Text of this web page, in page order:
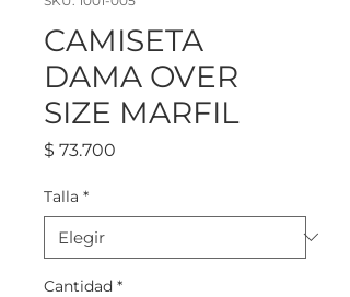
CAMISETA
DAMA OVER
SIZE MARFIL
$ 73.700
Talla *
Cantidad *